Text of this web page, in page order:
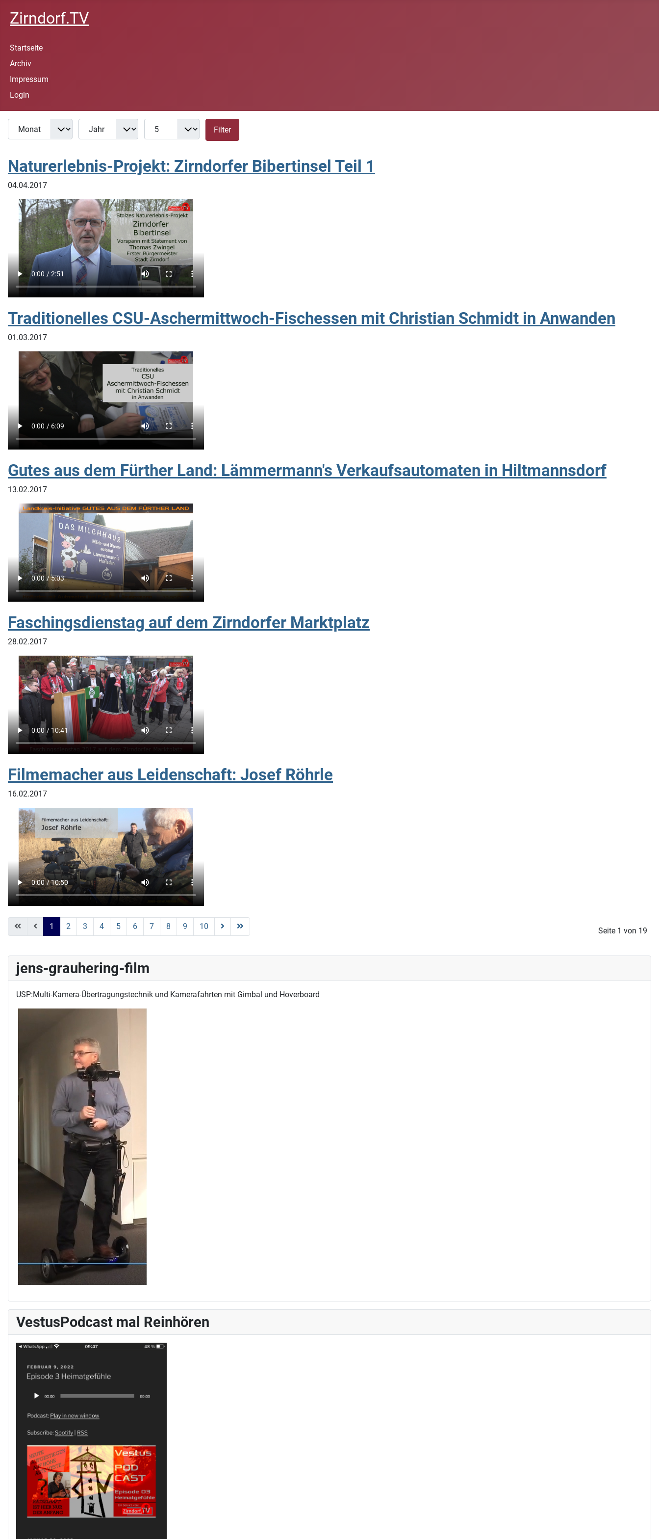
Zirndorf.TV
Startseite
Archiv
Impressum
Login
Filter
Monat Jahr Anzeige #
Filter
Naturerlebnis-Projekt: Zirndorfer Bibertinsel Teil 1
04.04.2017
Traditionelles CSU-Aschermittwoch-Fischessen mit Christian Schmidt in Anwanden
01.03.2017
Gutes aus dem Fürther Land: Lämmermann's Verkaufsautomaten in Hiltmannsdorf
13.02.2017
Faschingsdienstag auf dem Zirndorfer Marktplatz
28.02.2017
Filmemacher aus Leidenschaft: Josef Röhrle
16.02.2017
Seite 1 von 19
1 2 3 4 5 6 7 8 9 10
jens-grauhering-film
USP:Multi-Kamera-Übertragungstechnik und Kamerafahrten mit Gimbal und Hoverboard
VestusPodcast mal Reinhören